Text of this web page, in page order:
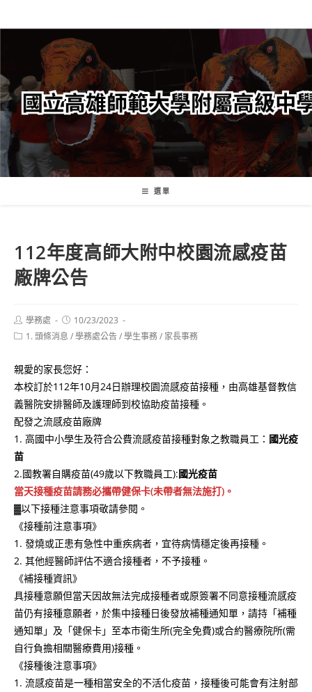
轉
要
內
容
選單
112年度高師大附中校園流感疫苗
廠牌公告
Post
author:
學務處
Post
published:
10/23/2023
Post1. 頭條消息 /學務處公告/學生事務/ 家長事務
親愛的家長您好：
本校訂於112年10月24日辦理校園流感疫苗接種，由高雄基督教信
義醫院安排醫師及護理師到校協助疫苗接種。
配發之流感疫苗廠牌
1. 高國中小學生及符合公費流感疫苗接種對象之教職員工： 國光疫
苗
2.國教署自購疫苗(49歲以下教職員工):國光疫苗
當天接種疫苗請務必攜帶健保卡(未帶者無法施打)。
▓以下接種注意事項敬請參閱。
《接種前注意事項》
1. 發燒或正患有急性中重疾病者，宜待病情穩定後再接種。
2. 其他經醫師評估不適合接種者，不予接種。
《補接種資訊》
具接種意願但當天因故無法完成接種者或原簽署不同意接種流感疫
苗仍有接種意願者，於集中接種日後發放補種通知單，請持「補種
通知單」及「健保卡」至本市衛生所(完全免費)或合約醫療院所(需
自行負擔相關醫療費用)接種。
《接種後注意事項》
1. 流感疫苗是一種相當安全的不活化疫苗，接種後可能會有注射部